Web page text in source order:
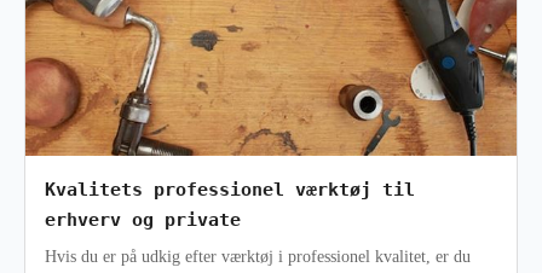
Kvalitets professionel værktøj til
erhverv og private
Hvis du er på udkig efter værktøj i professionel kvalitet, er du